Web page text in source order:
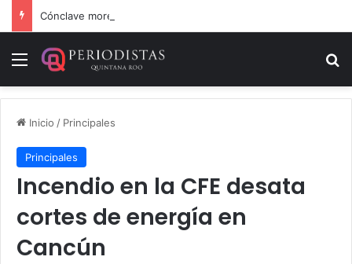
Cónclave morenista en el WTC de la CDMX
Menú
Inicio / Principales
Principales
Incendio en la CFE desata
cortes de energía en
Cancún